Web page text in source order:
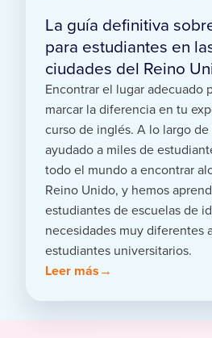
La guía definitiva
para estudiantes en
ciudades del Reino
Encontrar el lugar adecuado
marcar la diferencia en tu
curso de inglés. A lo largo
ayudado a miles de
todo el mundo a encontrar
Reino Unido, y hemos
estudiantes de escuelas de
necesidades muy diferentes
estudiantes universitarios.
Leer más